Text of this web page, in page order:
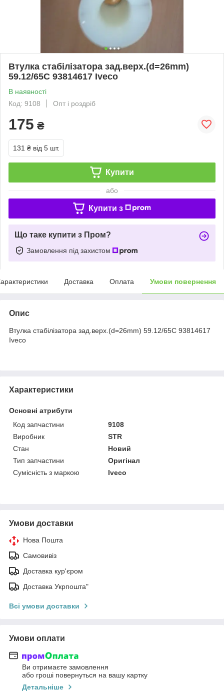
Втулка стабілізатора зад.верх.(d=26mm)
59.12/65C 93814617 Iveco
В наявності
Код: 9108
Опт і роздріб
175 ₴
131 ₴ від 5 шт.
Купити
або
Купити з
Що таке купити з Пром?
Замовлення під захистом
Доставка Оплата Умови повернення
Опис
Втулка стабілізатора зад.верх.(d=26mm) 59.12/65C 93814617
Iveco
Характеристики
Основні атрибути
Код запчастини
9108
Виробник
STR
Стан
Новий
Тип запчастини
Оригінал
Сумісність з маркою
Iveco
Умови доставки
Нова Пошта
Самовивіз
Доставка кур'єром
Доставка Укрпошта"
Всі умови доставки
Умови оплати
Ви отримаєте замовлення
або гроші повернуться на вашу картку
Детальніше